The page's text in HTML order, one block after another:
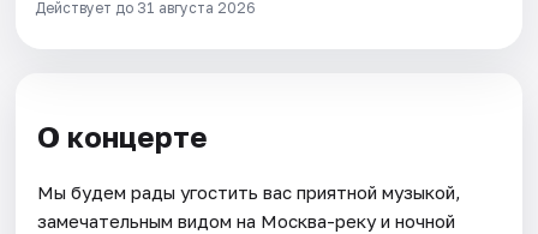
Действует до 31 августа 2026
О концерте
Мы будем рады угостить вас приятной музыкой,
замечательным видом на Москва-реку и ночной